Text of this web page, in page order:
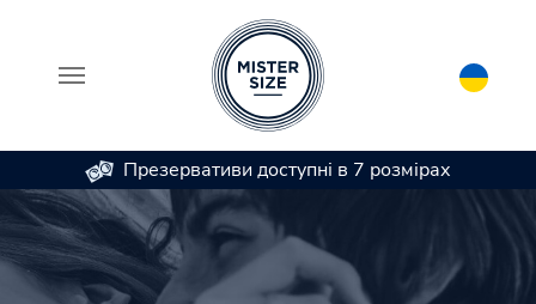
Skip to main content
Презервативи доступні в 7 розмірах